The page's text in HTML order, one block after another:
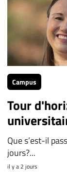
Campus
Tour
Que s’est-il
jours?...
il y a 2 jours